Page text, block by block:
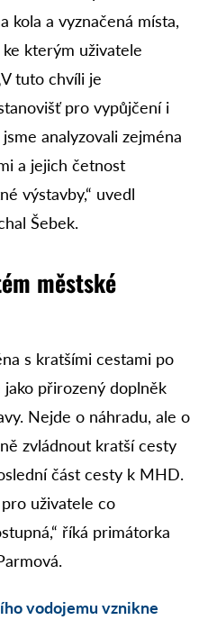
kola a vyznačená místa,
kterým uživatele
tuto chvíli je
pro vypůjčení i
analyzovali zejména
a jejich četnost
výstavby,“ uvedl
Šebek.
městské
s kratšími cestami po
jako přirozený doplněk
Nejde o náhradu, ale o
zvládnout kratší cesty
část cesty k MHD.
uživatele co
říká primátorka
vodojemu vznikne